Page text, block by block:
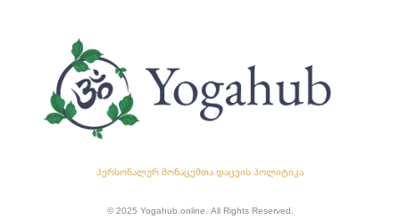
პერსონალურ მონაცემთა დაცვის პოლიტიკა
© 2025 Yogahub.online. All Rights Reserved.